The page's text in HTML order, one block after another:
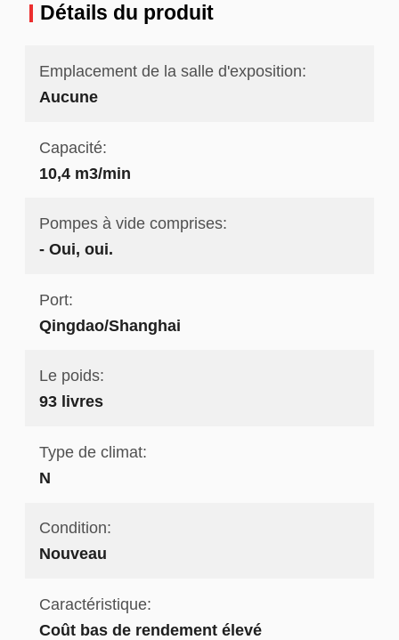
Détails du produit
Emplacement de la salle d'exposition:
Aucune
Capacité:
10,4 m3/min
Pompes à vide comprises:
- Oui, oui.
Port:
Qingdao/Shanghai
Le poids:
93 livres
Type de climat:
N
Condition:
Nouveau
Caractéristique:
Coût bas de rendement élevé